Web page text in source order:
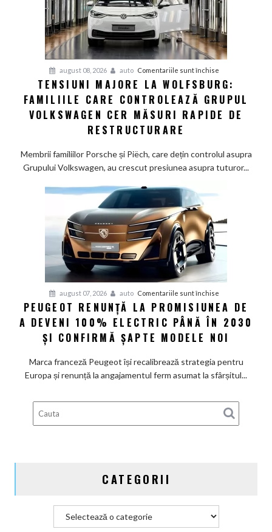
un
studiu
recent
august 08, 2026 auto Comentariile sunt închise
Tensiuni
majore
la
care
măsuri
rapide
de
TENSIUNI MAJORE LA WOLFSBURG:
FAMILIILE CARE CONTROLEAZĂ GRUPUL
VOLKSWAGEN CER MĂSURI RAPIDE DE
RESTRUCTURARE
Membrii familiilor Porsche și Piëch, care dețin controlul asupra
Grupului Volkswagen, au crescut presiunea asupra tuturor...
august 07, 2026 auto Comentariile sunt închise
Peugeot
renunță
la
de
a
electric
până
modele
PEUGEOT RENUNȚĂ LA PROMISIUNEA DE
A DEVENI 100% ELECTRIC PÂNĂ ÎN 2030
ȘI CONFIRMĂ ȘAPTE MODELE NOI
Marca franceză Peugeot își recalibrează strategia pentru
Europa și renunță la angajamentul ferm asumat la sfârșitul...
CATEGORII